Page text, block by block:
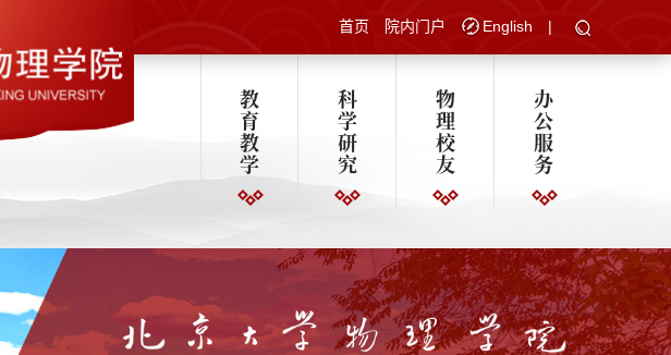
首页 院内门户 English |
教
育
教
学
科
学
研
究
物
理
校
友
办
公
服
务